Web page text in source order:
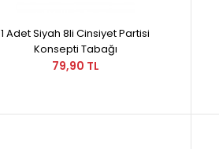
1 Adet Siyah 8li Cinsiyet Partisi
Konsepti Tabağı
79,90 TL